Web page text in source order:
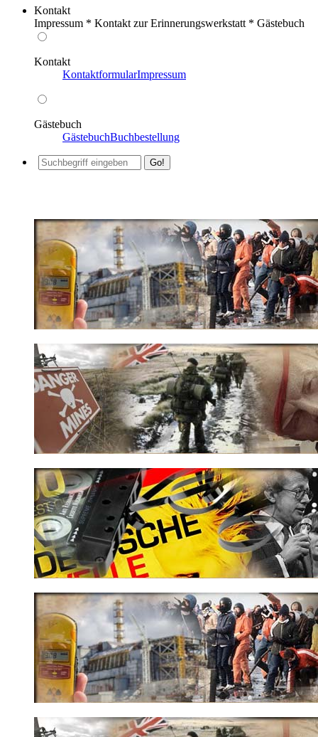
Kontakt
Impressum * Kontakt zur Erinnerungswerkstatt * Gästebuch
Kontakt
KontaktformularImpressum
Gästebuch
GästebuchBuchbestellung